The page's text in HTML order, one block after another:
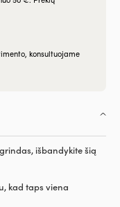
konsultuojame
išbandykite šią
kad taps viena